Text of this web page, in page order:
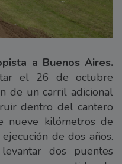
a Buenos Aires.
el 26 de octubre
de un carril adicional
dentro del cantero
nueve kilómetros de
de dos años.
dos puentes